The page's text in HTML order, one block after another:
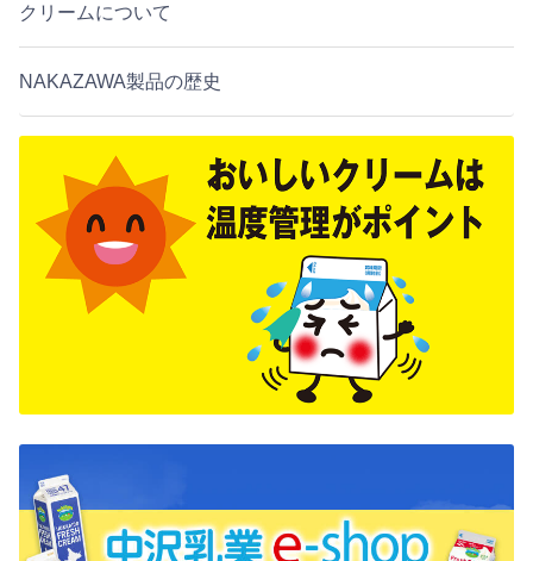
クリームについて
NAKAZAWA製品の歴史